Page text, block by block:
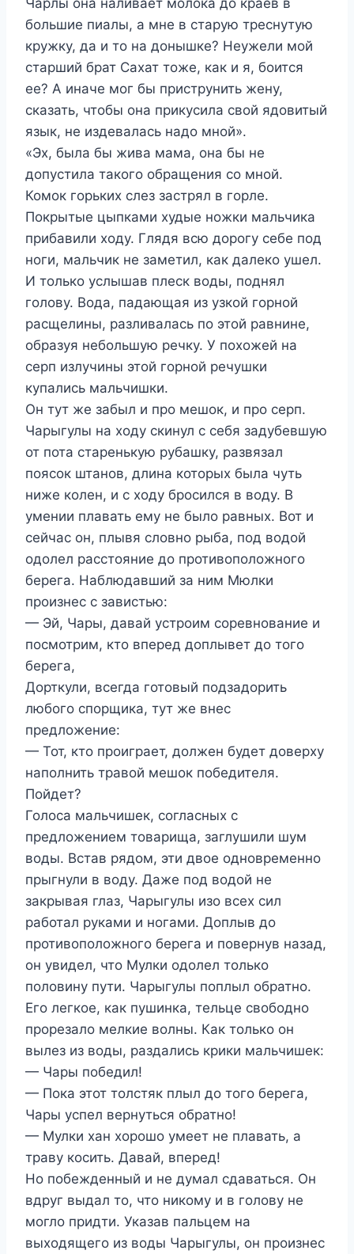
большие пиалы, а мне в старую треснутую
кружку, да и то на донышке? Неужели мой
старший брат Сахат тоже, как и я, боится
ее? А иначе мог бы приструнить жену,
сказать, чтобы она прикусила свой ядовитый
язык, не издевалась надо мной».
«Эх, была бы жива мама, она бы не
допустила такого обращения со мной.
Комок горьких слез застрял в горле.
Покрытые цыпками худые ножки мальчика
прибавили ходу. Глядя всю дорогу себе под
ноги, мальчик не заметил, как далеко ушел.
И только услышав плеск воды, поднял
голову. Вода, падающая из узкой горной
расщелины, разливалась по этой равнине,
образуя небольшую речку. У похожей на
серп излучины этой горной речушки
купались мальчишки.
Он тут же забыл и про мешок, и про серп.
Чарыгулы на ходу скинул с себя задубевшую
от пота старенькую рубашку, развязал
поясок штанов, длина которых была чуть
ниже колен, и с ходу бросился в воду. В
умении плавать ему не было равных. Вот и
сейчас он, плывя словно рыба, под водой
одолел расстояние до противоположного
берега. Наблюдавший за ним Мюлки
произнес с завистью:
— Эй, Чары, давай устроим соревнование и
посмотрим, кто вперед доплывет до того
берега,
Дорткули, всегда готовый подзадорить
любого спорщика, тут же внес
предложение:
— Тот, кто проиграет, должен будет доверху
наполнить травой мешок победителя.
Пойдет?
Голоса мальчишек, согласных с
предложением товарища, заглушили шум
воды. Встав рядом, эти двое одновременно
прыгнули в воду. Даже под водой не
закрывая глаз, Чарыгулы изо всех сил
работал руками и ногами. Доплыв до
противоположного берега и повернув назад,
он увидел, что Мулки одолел только
половину пути. Чарыгулы поплыл обратно.
Его легкое, как пушинка, тельце свободно
прорезало мелкие волны. Как только он
вылез из воды, раздались крики мальчишек:
— Чары победил!
— Пока этот толстяк плыл до того берега,
Чары успел вернуться обратно!
— Мулки хан хорошо умеет не плавать, а
траву косить. Давай, вперед!
Но побежденный и не думал сдаваться. Он
вдруг выдал то, что никому и в голову не
могло придти. Указав пальцем на
выходящего из воды Чарыгулы, он произнес